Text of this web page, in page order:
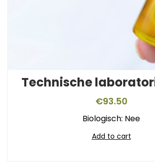
Technische
€93.50
Biologisch: Nee
Add to cart